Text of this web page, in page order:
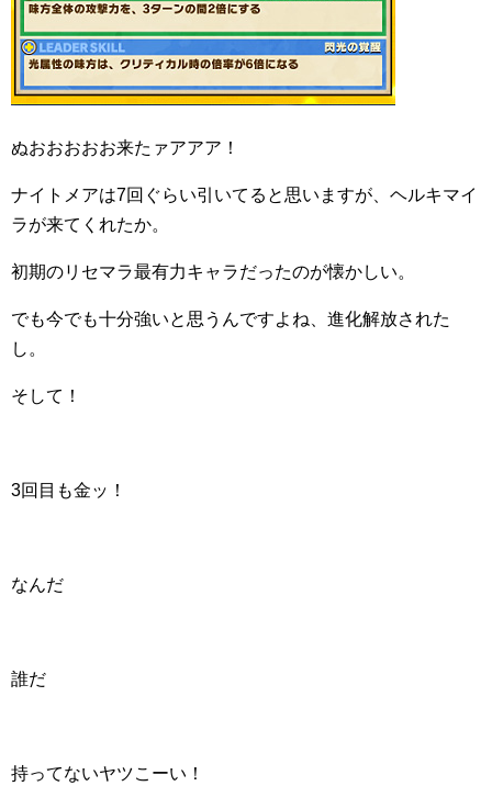
ぬおおおおお来たァアアア！
ナイトメアは7回ぐらい引いてると思いますが、ヘルキマイ
ラが来てくれたか。
初期のリセマラ最有力キャラだったのが懐かしい。
でも今でも十分強いと思うんですよね、進化解放された
し。
そして！
3回目も金ッ！
なんだ
誰だ
持ってないヤツこーい！